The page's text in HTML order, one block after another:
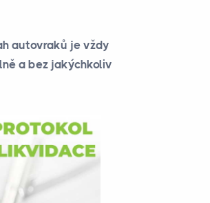
autovraků je vždy
a bez jakýchkoliv